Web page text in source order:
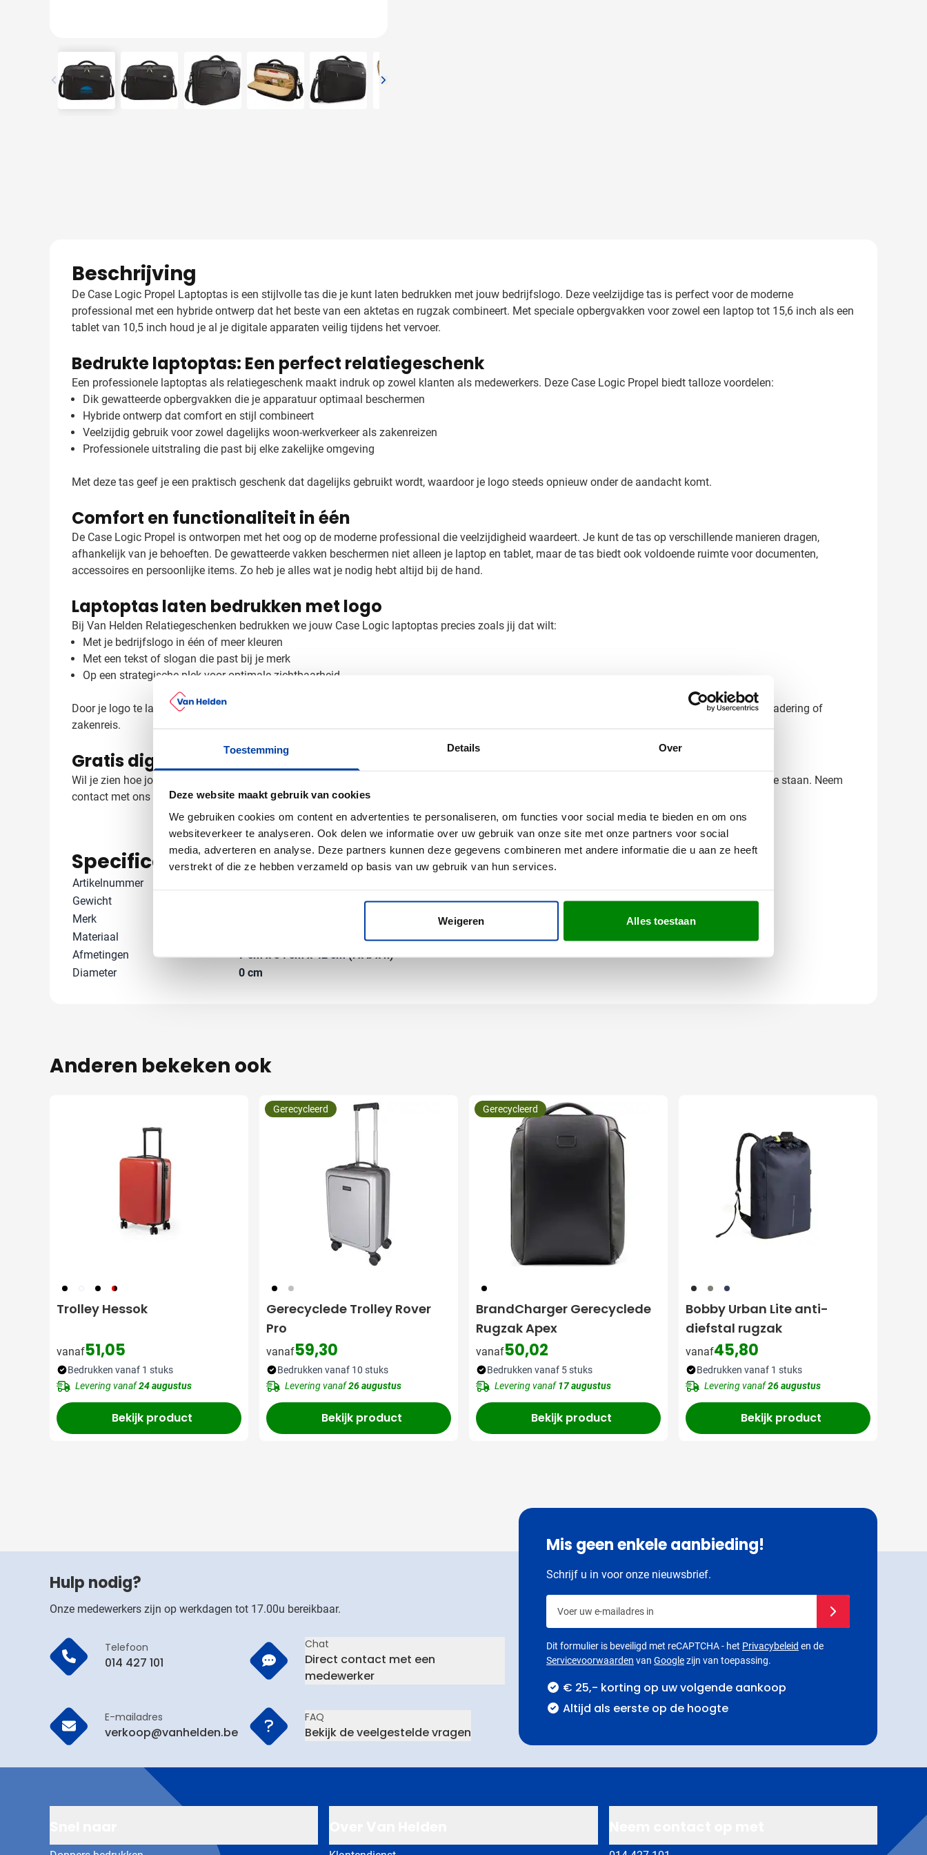
Toestemming Details Over
Deze website maakt gebruik van cookies
We gebruiken cookies om content en advertenties te personaliseren, om functies voor social media te bieden en om ons
websiteverkeer te analyseren. Ook delen we informatie over uw gebruik van onze site met onze partners voor social
media, adverteren en analyse. Deze partners kunnen deze gegevens combineren met andere informatie die u aan ze heeft
verstrekt of die ze hebben verzameld op basis van uw gebruik van hun services.
Weigeren Alles toestaan
View larger imageView larger imageView larger imageView larger imageView larger image
Beschrijving
De Case Logic Propel Laptoptas is een stijlvolle tas die je kunt laten bedrukken met jouw bedrijfslogo. Deze veelzijdige tas is perfect voor de moderne
professional met een hybride ontwerp dat het beste van een aktetas en rugzak combineert. Met speciale opbergvakken voor zowel een laptop tot 15,6 inch als een
tablet van 10,5 inch houd je al je digitale apparaten veilig tijdens het vervoer.
Bedrukte laptoptas: Een perfect relatiegeschenk
Een professionele laptoptas als relatiegeschenk maakt indruk op zowel klanten als medewerkers. Deze Case Logic Propel biedt talloze voordelen:
Dik gewatteerde opbergvakken die je apparatuur optimaal beschermen
Hybride ontwerp dat comfort en stijl combineert
Veelzijdig gebruik voor zowel dagelijks woon-werkverkeer als zakenreizen
Professionele uitstraling die past bij elke zakelijke omgeving
Met deze tas geef je een praktisch geschenk dat dagelijks gebruikt wordt, waardoor je logo steeds opnieuw onder de aandacht komt.
Comfort en functionaliteit in één
De Case Logic Propel is ontworpen met het oog op de moderne professional die veelzijdigheid waardeert. Je kunt de tas op verschillende manieren dragen,
afhankelijk van je behoeften. De gewatteerde vakken beschermen niet alleen je laptop en tablet, maar de tas biedt ook voldoende ruimte voor documenten,
accessoires en persoonlijke items. Zo heb je alles wat je nodig hebt altijd bij de hand.
Laptoptas laten bedrukken met logo
Bij Van Helden Relatiegeschenken bedrukken we jouw Case Logic laptoptas precies zoals jij dat wilt:
Met je bedrijfslogo in één of meer kleuren
Met een tekst of slogan die past bij je merk
Op een strategische plek voor optimale zichtbaarheid
Door je logo te laten bedrukken op deze premium laptoptas, creëer je een professioneel relatiegeschenk dat je merk vertegenwoordigt bij elke vergadering of
zakenreis.
Gratis digitaal voorbeeld van je bedrukte laptoptas
Wil je zien hoe jouw logo eruit ziet op deze Case Logic Propel? Vraag eenvoudig een gratis digitaal voorbeeld aan en kom niet voor verrassingen te staan. Neem
contact met ons op voor meer informatie over levertijden of specifieke wensen - we denken graag met je mee!
Specificaties
Artikelnummer
Gewicht
Merk
Materiaal
Afmetingen
7 cm x 34 cm x 42 cm (l x b x h)
Diameter
0 cm
Anderen bekeken ook
001 002 005 008
Trolley Hessok
vanaf51,05
Bedrukken vanaf 1 stuks
Levering vanaf24 augustus
Bekijk product
001 032
Gerecyclede Trolley Rover
Pro
vanaf59,30
Gerecycleerd
Bedrukken vanaf 10 stuks
Levering vanaf26 augustus
Bekijk product
001
BrandCharger Gerecyclede
Rugzak Apex
vanaf50,02
Gerecycleerd
Bedrukken vanaf 5 stuks
Levering vanaf17 augustus
Bekijk product
001 003 536
Bobby Urban Lite anti-
diefstal rugzak
vanaf45,80
Bedrukken vanaf 1 stuks
Levering vanaf26 augustus
Bekijk product
Hulp nodig?
Onze medewerkers zijn op werkdagen tot 17.00u bereikbaar.
Telefoon
014 427 101
Chat
Direct contact met een
medewerker
E-mailadres
verkoop@vanhelden.be
FAQ
Bekijk de veelgestelde vragen
Mis geen enkele aanbieding!
Schrijf u in voor onze nieuwsbrief.
Dit formulier is beveiligd met reCAPTCHA - het Privacybeleid en de
Servicevoorwaarden van Googlezijn van toepassing.
€ 25,- korting op uw volgende aankoop
Altijd als eerste op de hoogte